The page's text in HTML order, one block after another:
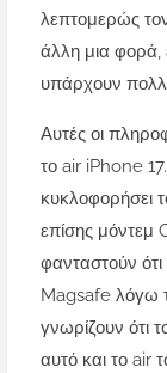
λεπτομερώς
άλλη μια φορά,
υπάρχουν
Αυτές οι
το air iPhone
κυκλοφορήσει
επίσης μόντεμ
φανταστούν
Magsafe λόγω
γνωρίζουν ότι
αυτό και το air